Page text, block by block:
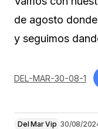
de agosto
y seguimos
DEL-MAR-30-08-1
Del Mar Vip 30/08/